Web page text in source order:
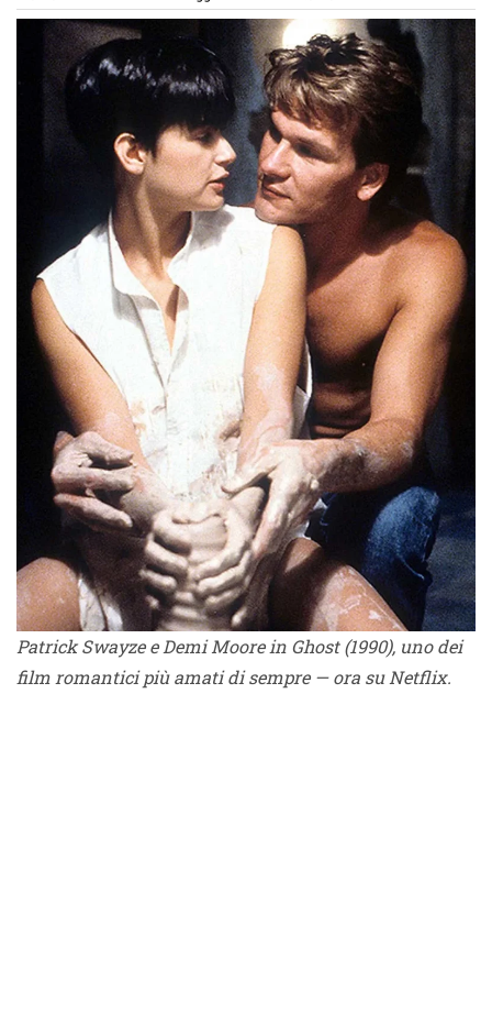
Patrick Swayze e Demi Moore in Ghost (1990), uno dei
film romantici più amati di sempre — ora su Netflix.